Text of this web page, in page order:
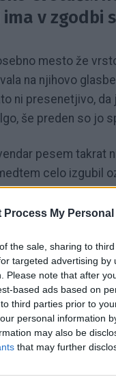
Process My
the sale, sharing to
targeted advertising
Please note that after
based ads based on
third parties prior to
personal information
may also be
that may further
v zgodbi
mesto že
na njihovo
ni presenetjivo, da
še preden so jo
pesem takrat
celo izgubil
Novo priložnost je
gledalcev in
sezone.